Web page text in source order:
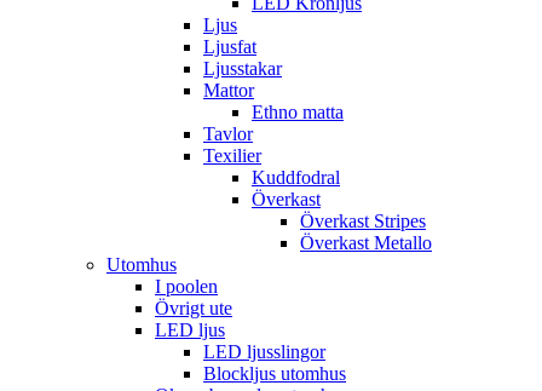
Ljus
Ljusfat
Ljusstakar
Mattor
Ethno matta
Tavlor
Texilier
Kuddfodral
Överkast
Överkast Stripes
Överkast Metallo
Utomhus
I poolen
Övrigt ute
LED ljus
LED ljusslingor
Blockljus utomhus